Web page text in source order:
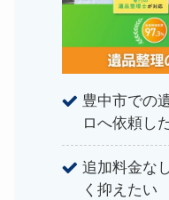
豊中市での
ロへ依頼し
追加料金な
く抑えたい